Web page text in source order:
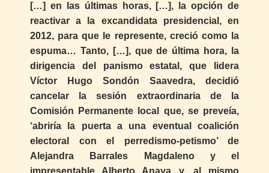
[…] en las últimas horas, […], la opción de
reactivar a la excandidata presidencial, en
2012, para que le represente, creció como la
espuma… Tanto, […], que de última hora, la
dirigencia del panismo estatal, que lidera
Víctor Hugo Sondón Saavedra, decidió
cancelar la sesión extraordinaria de la
Comisión Permanente local que, se preveía,
‘abriría la puerta a una eventual coalición
electoral con el perredismo-petismo’ de
Alejandra Barrales Magdaleno y el